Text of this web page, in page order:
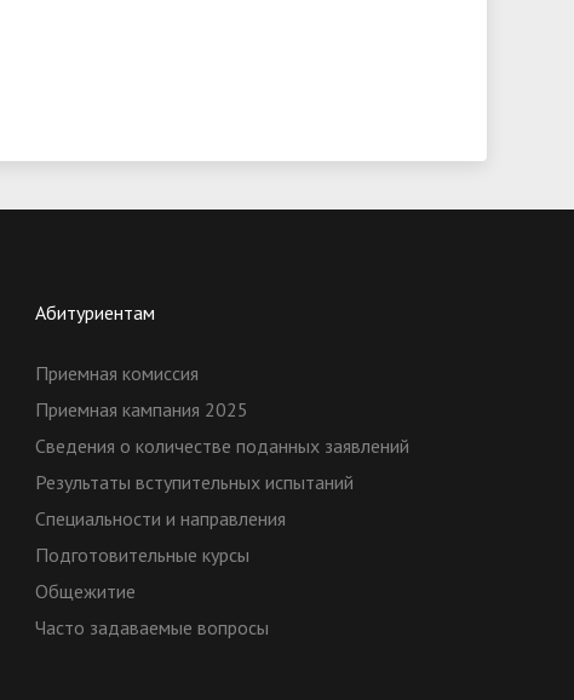
Абитуриентам
Приемная комиссия
Приемная кампания 2025
Сведения о количестве поданных заявлений
Результаты вступительных испытаний
Специальности и направления
Подготовительные курсы
Общежитие
Часто задаваемые вопросы